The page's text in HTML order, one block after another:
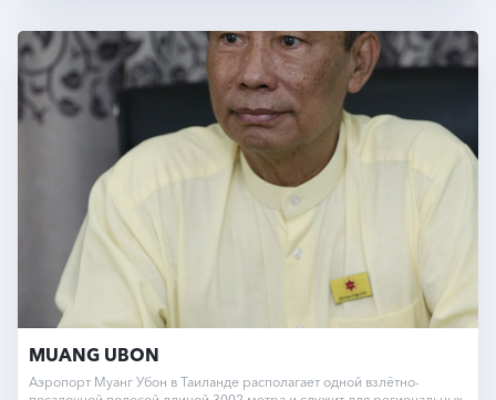
MUANG UBON
Аэропорт Муанг Убон в Таиланде располагает одной взлётно-